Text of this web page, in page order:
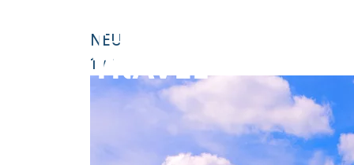
NEU
1 / 1